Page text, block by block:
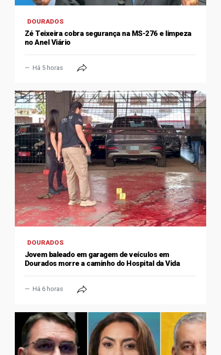
DOURADOS
Zé Teixeira cobra segurança na MS-276 e limpeza
no Anel Viário
Há 5 horas
DOURADOS
Jovem baleado em garagem de veículos em
Dourados morre a caminho do Hospital da Vida
Há 6 horas